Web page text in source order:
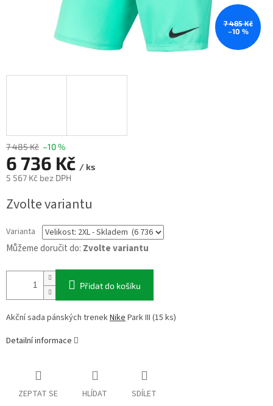
7 485 Kč
–10 %
7 485 Kč –10 %
6 736 Kč / ks
5 567 Kč bez DPH
cena:
Zvolte variantu
Varianta
Můžeme doručit do: Zvolte variantu
Přidat do košíku
Akční sada pánských trenekNikePark III (15 ks)
Detailní informace
ZEPTAT SE HLÍDAT SDÍLET